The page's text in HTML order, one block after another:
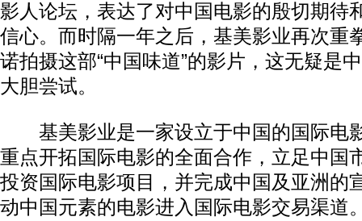
影人论坛，表达了对中国电影的殷切期待
信心。而时隔一年之后，基美影业再次重
诺拍摄这部“中国味道”的影片，这无疑是
大胆尝试。
基美影业是一家设立于中国的国际电
重点开拓国际电影的全面合作，立足中国
投资国际电影项目，并完成中国及亚洲的
动中国元素的电影进入国际电影交易渠道